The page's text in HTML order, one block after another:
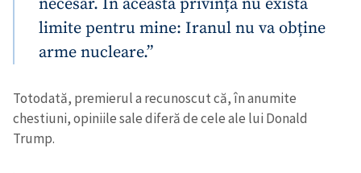
Trimite o informație
Despre ZdG
на русском
limite pentru mine: Iranul nu va obține
arme nucleare.”
Totodată, premierul a recunoscut că, în anumite
chestiuni, opiniile sale diferă de cele ale lui Donald
Trump.